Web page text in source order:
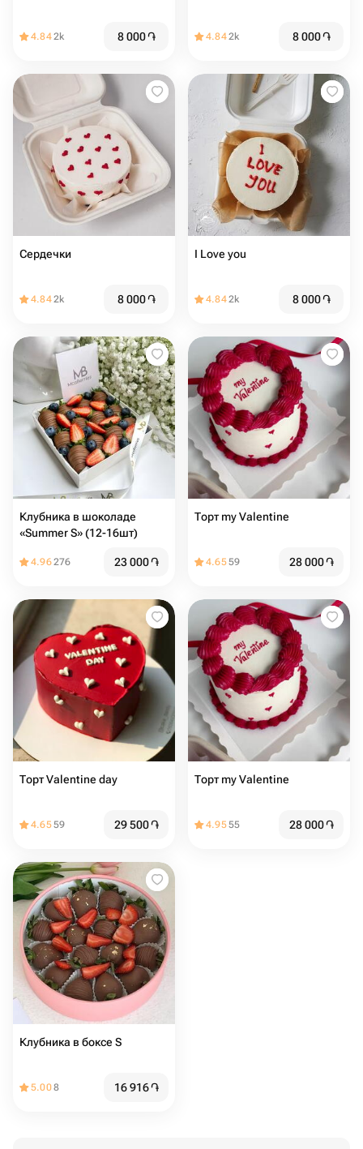
4.842k 8 000֏ 4.842k 8 000֏
Сердечки
4.842k 8 000֏
I Love you
4.842k 8 000֏
Клубника в шоколаде
«Summer S» (12-16шт)
4.96276 23 000֏
Торт my Valentine
4.6559 28 000֏
Торт Valentine day
4.6559 29 500֏
Торт my Valentine
4.9555 28 000֏
Клубника в боксе S
5.008 16 916֏